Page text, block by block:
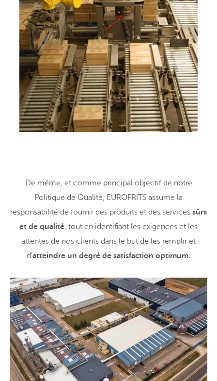
De même, et comme principal objectif de notre
Politique de Qualité, EUROFRITS assume la
responsabilité de fournir des produits et des services sûrs
et de qualité, tout en identifiant les exigences et les
attentes de nos clients dans le but de les remplir et
d’atteindre un degré de satisfaction optimum.